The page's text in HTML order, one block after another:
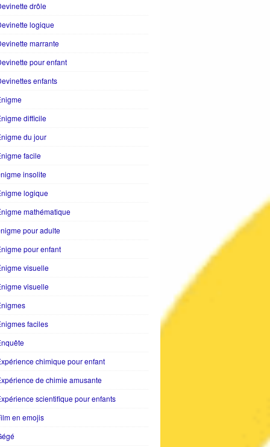
drôle
logique
marrante
pour enfant
enfants
difficile
du jour
facile
insolite
logique
mathématique
pour adulte
pour enfant
visuelle
visuelle
faciles
chimique pour enfant
de chimie amusante
scientifique pour enfants
en emojis